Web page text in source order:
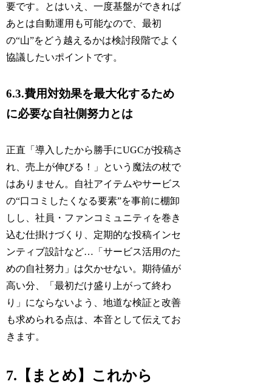
要です。とはいえ、一度基盤ができれば
あとは自動運用も可能なので、最初
の“山”をどう越えるかは検討段階でよく
協議したいポイントです。
6.3.費用対効果を最大化するため
に必要な自社側努力とは
正直「導入したから勝手にUGCが投稿さ
れ、売上が伸びる！」という魔法の杖で
はありません。自社アイテムやサービス
の“口コミしたくなる要素”を事前に棚卸
しし、社員・ファンコミュニティを巻き
込む仕掛けづくり、定期的な投稿インセ
ンティブ設計など…「サービス活用のた
めの自社努力」は欠かせない。期待値が
高い分、「最初だけ盛り上がって終わ
り」にならないよう、地道な検証と改善
も求められる点は、本音として伝えてお
きます。
7.【まとめ】これから